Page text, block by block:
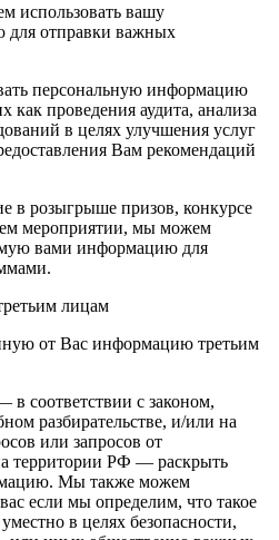
использовать вашу
отправки важных
персональную информацию
как проведения аудита, анализа
в целях улучшения услуг
Вам рекомендаций
в розыгрыше призов, конкурсе
мероприятии, мы можем
вами информацию для
лицам
от Вас информацию третьим
в соответствии с законом,
разбирательстве, и/или на
или запросов от
территории РФ — раскрыть
Мы также можем
если мы определим, что такое
в целях безопасности,